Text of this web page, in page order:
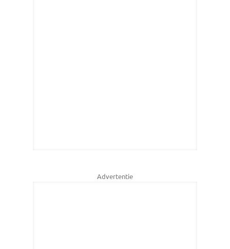
Advertentie